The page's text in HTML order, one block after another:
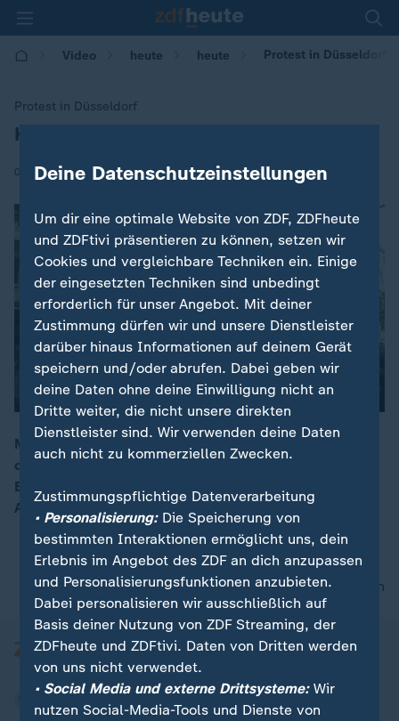
Video heute heute Protest in Düsseldorf:
Protest in Düsseldorf
:Kurden demonstrieren gegen Erdogan
04.11.2017 | 12:39
Mehrere hundert Kurden haben in Düsseldorf gegen
den türkischen Präsidenten Erdogan demonstriert.
Beteiligt waren auch Gruppen, die der verbotenen
Arbeiterpartei PKK nahestehen.
nach oben
Deine Datenschutzeinstellungen
Um dir eine optimale Website von ZDF, ZDFheute
und ZDFtivi präsentieren zu können, setzen wir
Cookies und vergleichbare Techniken ein. Einige
der eingesetzten Techniken sind unbedingt
erforderlich für unser Angebot. Mit deiner
Zustimmung dürfen wir und unsere Dienstleister
darüber hinaus Informationen auf deinem Gerät
speichern und/oder abrufen. Dabei geben wir
deine Daten ohne deine Einwilligung nicht an
Dritte weiter, die nicht unsere direkten
Dienstleister sind. Wir verwenden deine Daten
auch nicht zu kommerziellen Zwecken.
Zustimmungspflichtige Datenverarbeitung
• Personalisierung:Die Speicherung von
bestimmten Interaktionen ermöglicht uns, dein
Erlebnis im Angebot des ZDF an dich anzupassen
und Personalisierungsfunktionen anzubieten.
Dabei personalisieren wir ausschließlich auf
Basis deiner Nutzung von ZDF Streaming, der
ZDFheute und ZDFtivi. Daten von Dritten werden
von uns nicht verwendet.
• Social Media und externe Drittsysteme:Wir
nutzen Social-Media-Tools und Dienste von